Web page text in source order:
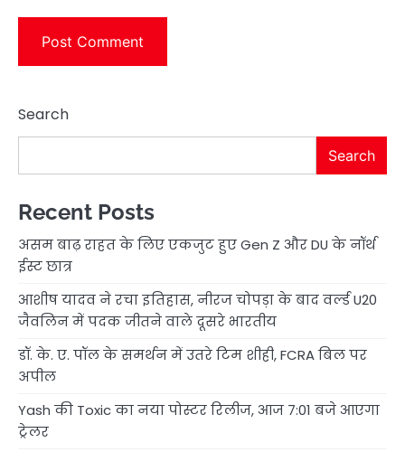
Search
Search
Recent Posts
असम बाढ़ राहत के लिए एकजुट हुए Gen Z और DU के नॉर्थ
ईस्ट छात्र
आशीष यादव ने रचा इतिहास, नीरज चोपड़ा के बाद वर्ल्ड U20
जैवलिन में पदक जीतने वाले दूसरे भारतीय
डॉ. के. ए. पॉल के समर्थन में उतरे टिम शीही, FCRA बिल पर
अपील
Yash की Toxic का नया पोस्टर रिलीज, आज 7:01 बजे आएगा
ट्रेलर